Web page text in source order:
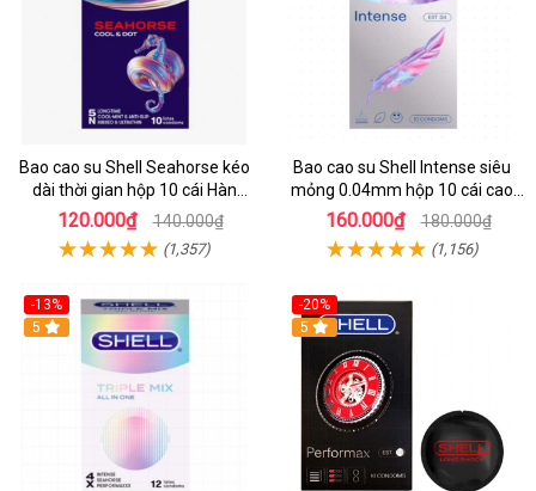
Bao cao su Shell Seahorse kéo
dài thời gian hộp 10 cái Hàn
Quốc
120.000₫ 140.000₫
(1,357)
Bao cao su Shell Intense siêu
mỏng 0.04mm hộp 10 cái cao
cấp
160.000₫ 180.000₫
(1,156)
-13%
Hot
5
-20%
Hot
5